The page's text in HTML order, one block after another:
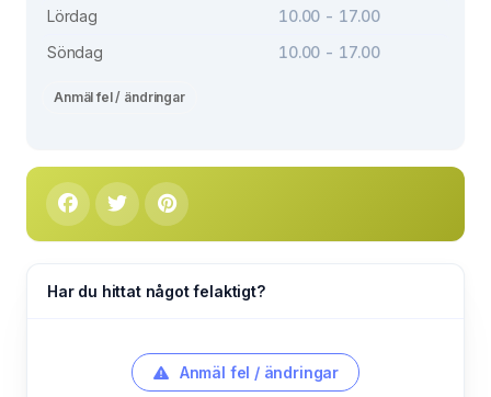
Lördag
10.00 - 17.00
Söndag
10.00 - 17.00
Anmäl fel / ändringar
Har du hittat något felaktigt?
Anmäl fel / ändringar